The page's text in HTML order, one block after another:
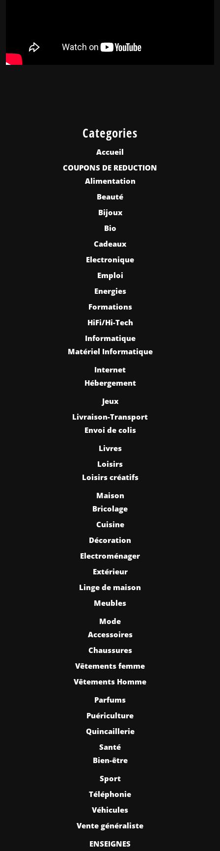
Categories
Accueil
COUPONS DE REDUCTION
Alimentation
Beauté
Bijoux
Bio
Cadeaux
Electronique
Emploi
Energies
Formations
HiFi/Hi-Tech
Informatique
Matériel Informatique
Internet
Hébergement
Jeux
Livraison-Transport
Envoi de colis
Livres
Loisirs
Loisirs créatifs
Maison
Bricolage
Cuisine
Décoration
Electroménager
Extérieur
Linge de maison
Meubles
Mode
Accessoires
Chaussures
Vêtements femme
Vêtements Homme
Parfums
Puériculture
Quincaillerie
Santé
Bien-être
Sport
Téléphonie
Véhicules
Vente généraliste
ENSEIGNES